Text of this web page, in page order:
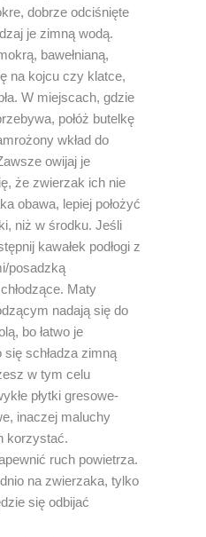
dobrze odciśnięte
je zimną wodą.
bawełnianą,
na kojcu czy klatce,
W miejscach, gdzie
połóż butelkę
wkład do
owijaj je
że zwierzak ich nie
obawa, lepiej położyć
niż w środku. Jeśli
kawałek podłogi z
posadzką
Maty
nadają się do
bo łatwo je
się schładza zimną
w tym celu
płytki gresowe-
inaczej maluchy
korzystać.
ruch powietrza.
na zwierzaka, tylko
się odbijać